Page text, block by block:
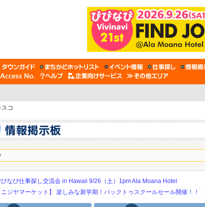
コ
なび仕事探し交流会 in Hawaii 9/26（土）1pm Ala Moana Hotel
ニジヤマーケット】 楽しみな新学期！バックトゥスクールセール開催！！